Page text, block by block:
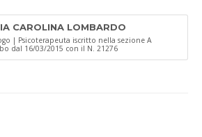
CAROLINA LOMBARDO
| Psicoterapeuta iscritto nella sezione A
dal 16/03/2015 con il N. 21276